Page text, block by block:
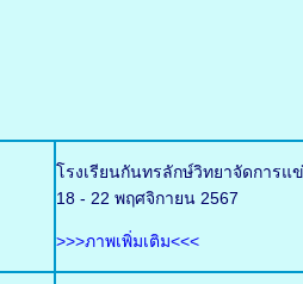
โรงเรียนกันทรลักษ์วิทยาจัดการ
18 - 22 พฤศจิกายน 2567
>>>ภาพเพิ่มเติม<<<